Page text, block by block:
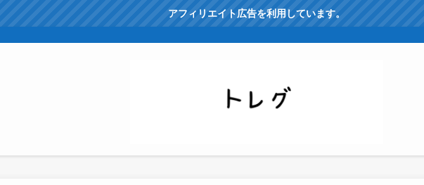
アフィリエイト広告を利用しています。